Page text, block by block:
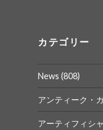
ロ
フ
ー
ル
を
Facebook
で
表
示
ロ
フ
ー
ル
を
Instagram
で
表
示
カテゴリー
News (808)
アンティーク・
アーティフィシ